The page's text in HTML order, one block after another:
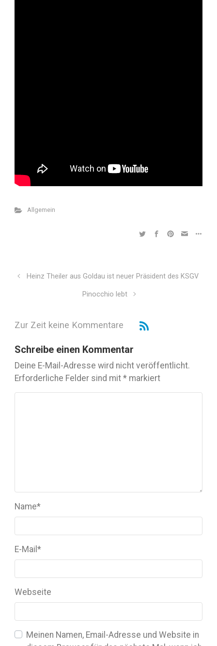
Allgemein
Heinz Theiler aus Goldau ist neuer Präsident des KSGV
Pinocchio lebt
Zur Zeit keine Kommentare
Schreibe einen Kommentar
Deine E-Mail-Adresse wird nicht veröffentlicht.
Erforderliche Felder sind mit * markiert
Name*
E-Mail *
Webseite
Meinen Namen, Email-Adresse und Website in